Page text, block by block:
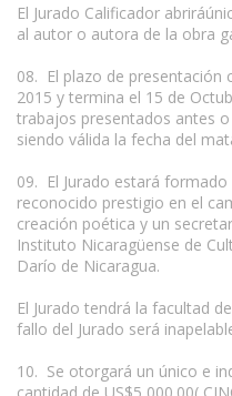
El Jurado Calificador
al autor o autora de la obra
08. El plazo de presentación
2015 y termina el 15 de
trabajos presentados antes
siendo válida la fecha del
09. El Jurado estará
reconocido prestigio en el
creación poética y un
Instituto Nicaragüense de
Darío de Nicaragua.
El Jurado tendrá la facultad
fallo del Jurado será
10. Se otorgará un único e
cantidad de US$5,000.00(